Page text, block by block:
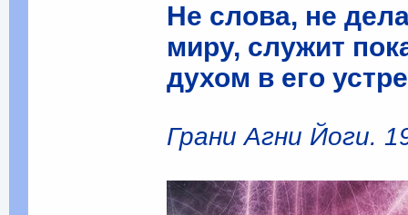
Не слова, не
миру, служит
духом в его
Грани Агни Йоги.